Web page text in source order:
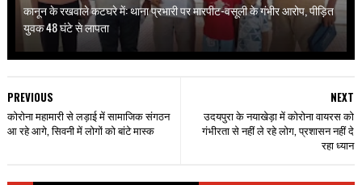
कानून के रखवाले कटघरे में: थाना प्रभारी पर मारपीट-वसूली के गंभीर आरोप, पीड़ित
युवक 48 घंटे से लापता
NEXT
उदयपुरा के नयाखेड़ा में कोरोना वायरस को
गंभीरता से नहीं ले रहे लोग, प्रशासन नहीं दे
रहा ध्यान
PREVIOUS
कोरोना महामारी से लड़ाई में सामाजिक संगठन
आ रहे आगे, सिवनी में लोगों को बांटे मास्क